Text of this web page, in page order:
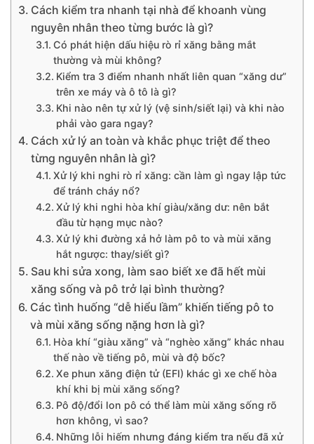
Cách kiểm tra nhanh tại nhà để khoanh vùng
nguyên nhân theo từng bước là gì?
Có phát hiện dấu hiệu rò rỉ xăng bằng mắt
thường và mùi không?
Kiểm tra 3 điểm nhanh nhất liên quan “xăng dư”
trên xe máy và ô tô là gì?
Khi nào nên tự xử lý (vệ sinh/siết lại) và khi nào
phải vào gara ngay?
Cách xử lý an toàn và khắc phục triệt để theo
từng nguyên nhân là gì?
Xử lý khi nghi rò rỉ xăng: cần làm gì ngay lập tức
để tránh cháy nổ?
Xử lý khi nghi hòa khí giàu/xăng dư: nên bắt
đầu từ hạng mục nào?
Xử lý khi đường xả hở làm pô to và mùi xăng
hắt ngược: thay/siết gì?
Sau khi sửa xong, làm sao biết xe đã hết mùi
xăng sống và pô trở lại bình thường?
Các tình huống “dễ hiểu lầm” khiến tiếng pô to
và mùi xăng sống nặng hơn là gì?
Hòa khí “giàu xăng” và “nghèo xăng” khác nhau
thế nào về tiếng pô, mùi và độ bốc?
Xe phun xăng điện tử (EFI) khác gì xe chế hòa
khí khi bị mùi xăng sống?
Pô độ/đổi lon pô có thể làm mùi xăng sống rõ
hơn không, vì sao?
Những lỗi hiếm nhưng đáng kiểm tra nếu đã xử